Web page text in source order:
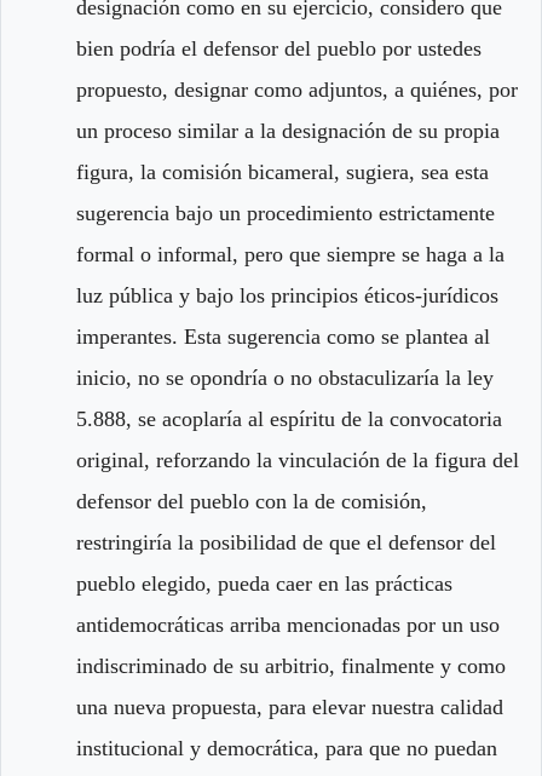
designación como en su ejercicio, considero que
bien podría el defensor del pueblo por ustedes
propuesto, designar como adjuntos, a quiénes, por
un proceso similar a la designación de su propia
figura, la comisión bicameral, sugiera, sea esta
sugerencia bajo un procedimiento estrictamente
formal o informal, pero que siempre se haga a la
luz pública y bajo los principios éticos-jurídicos
imperantes. Esta sugerencia como se plantea al
inicio, no se opondría o no obstaculizaría la ley
5.888, se acoplaría al espíritu de la convocatoria
original, reforzando la vinculación de la figura del
defensor del pueblo con la de comisión,
restringiría la posibilidad de que el defensor del
pueblo elegido, pueda caer en las prácticas
antidemocráticas arriba mencionadas por un uso
indiscriminado de su arbitrio, finalmente y como
una nueva propuesta, para elevar nuestra calidad
institucional y democrática, para que no puedan